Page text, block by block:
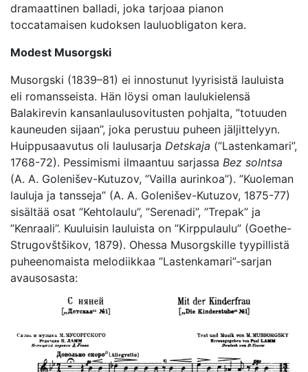
dramaattinen balladi, joka tarjoaa pianon
toccatamaisen kudoksen lauluobligaton kera.
Modest Musorgski
Musorgski (1839–81) ei innostunut lyyrisistä lauluista
eli romansseista. Hän löysi oman laulukielensä
Balakirevin kansanlaulusovitusten pohjalta, ”totuuden
kauneuden sijaan”, joka perustuu puheen jäljittelyyn.
Huippusaavutus oli laulusarja Detskaja (”Lastenkamari”,
1768-72). Pessimismi ilmaantuu sarjassa Bez solntsa
(A. A. Golenišev-Kutuzov, ”Vailla aurinkoa”). ”Kuoleman
lauluja ja tansseja” (A. A. Golenišev-Kutuzov, 1875-77)
sisältää osat ”Kehtolaulu”, ”Serenadi”, ”Trepak” ja
”Kenraali”. Kuuluisin lauluista on ”Kirppulaulu” (Goethe-
Strugovštšikov, 1879). Ohessa Musorgskille tyypillistä
puheenomaista melodiikkaa ”Lastenkamari”-sarjan
avausosasta: